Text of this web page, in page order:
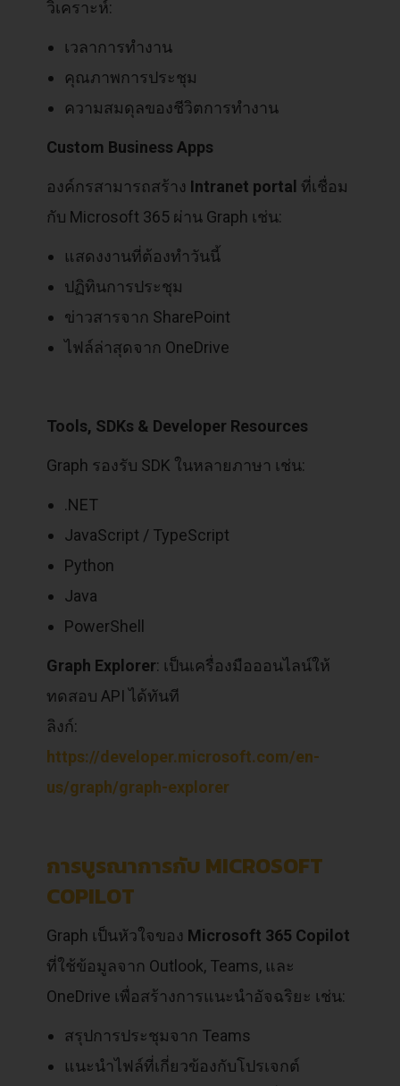
วิเคราะห์:
เวลาการทำงาน
คุณภาพการประชุม
ความสมดุลของชีวิตการทำงาน
Custom Business Apps
องค์กรสามารถสร้าง Intranet portal ที่เชื่อม
กับ Microsoft 365 ผ่าน Graph เช่น:
แสดงงานที่ต้องทำวันนี้
ปฏิทินการประชุม
ข่าวสารจาก SharePoint
ไฟล์ล่าสุดจาก OneDrive
Tools, SDKs & Developer Resources
Graph รองรับ SDK ในหลายภาษา เช่น:
.NET
JavaScript / TypeScript
Python
Java
PowerShell
Graph Explorer: เป็นเครื่องมือออนไลน์ให้
ทดสอบ API ได้ทันที
ลิงก์:
https://developer.microsoft.com/en-
us/graph/graph-explorer
การบูรณาการกับ MICROSOFT
COPILOT
Graph เป็นหัวใจของ Microsoft 365 Copilot
ที่ใช้ข้อมูลจาก Outlook, Teams, และ
OneDrive เพื่อสร้างการแนะนำอัจฉริยะ เช่น:
สรุปการประชุมจาก Teams
แนะนำไฟล์ที่เกี่ยวข้องกับโปรเจกต์